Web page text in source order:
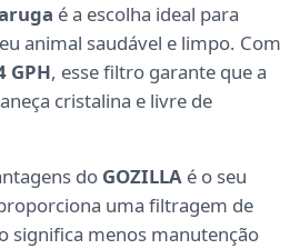
é a escolha ideal para
animal saudável e limpo. Com
GPH, esse filtro garante que a
cristalina e livre de
do GOZILLA é o seu
uma filtragem de
significa menos manutenção